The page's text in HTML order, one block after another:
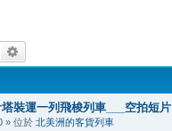
搜尋
裝運一列飛梭列車___空拍短片
» 位於 北美洲的客貨列車